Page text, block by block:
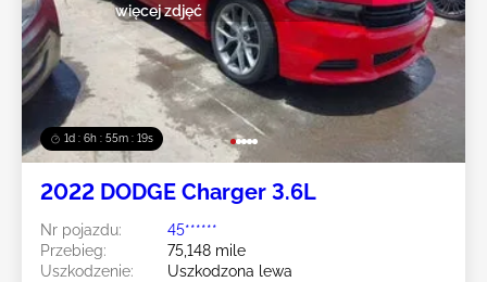
1d : 6h : 55m : 16s
więcej zdjęć
2022 DODGE Charger 3.6L
Nr pojazdu:
45******
Przebieg:
75,148 mile
Uszkodzenie:
Uszkodzona lewa